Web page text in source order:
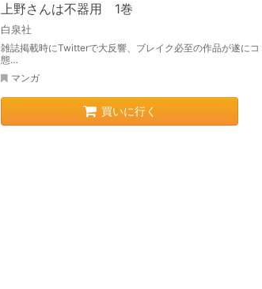
上野さんは不器用 1巻
白泉社
雑誌掲載時にTwitterで大反響、ブレイク必至の作品が遂に
態…
マンガ
買いに行く